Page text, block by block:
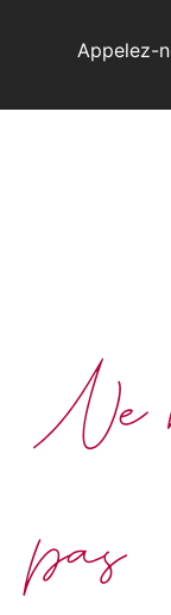
Appelez-
Ne
pas